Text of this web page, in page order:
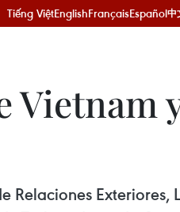
Tiếng ViệtEnglishFrançaisEspañol中
Vietnam
Relaciones Exteriores,